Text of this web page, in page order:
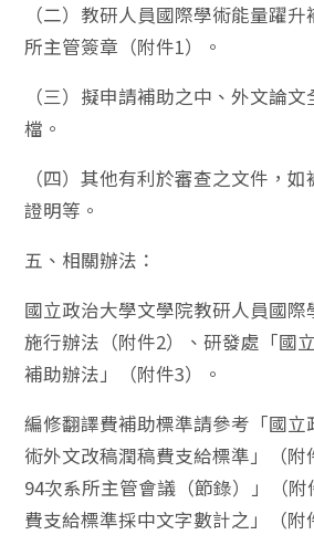
（二）教研人員國際學術能量躍
所主管簽章（附件1）。
（三）擬申請補助之中、外文論
檔。
（四）其他有利於審查之文件，
證明等。
五、相關辦法：
國立政治大學文學院教研人員國際
施行辦法（附件2）、研發處「國
補助辦法」（附件3）。
編修翻譯費補助標準請參考「國立
術外文改稿潤稿費支給標準」（附
94次系所主管會議（節錄）」（
費支給標準採中文字數計之」（附